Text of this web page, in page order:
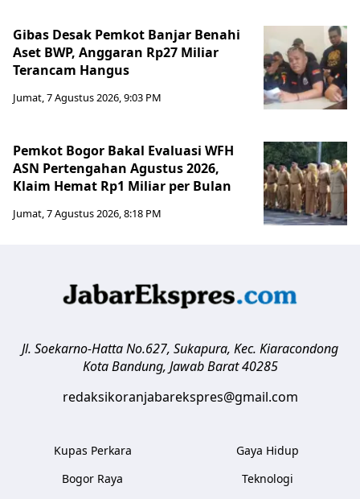
Gibas Desak Pemkot Banjar Benahi
Aset BWP, Anggaran Rp27 Miliar
Terancam Hangus
Jumat, 7 Agustus 2026, 9:03 PM
Pemkot Bogor Bakal Evaluasi WFH
ASN Pertengahan Agustus 2026,
Klaim Hemat Rp1 Miliar per Bulan
Jumat, 7 Agustus 2026, 8:18 PM
Jl. Soekarno-Hatta No.627, Sukapura, Kec. Kiaracondong
Kota Bandung, Jawab Barat 40285
redaksikoranjabarekspres@gmail.com
Kupas Perkara
Bogor Raya
Gaya Hidup
Teknologi